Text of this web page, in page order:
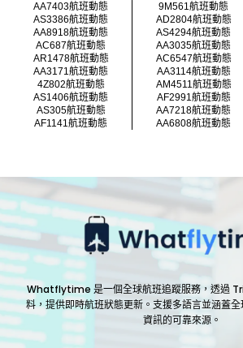
AA7403航班動態
9M561航班動態
AS3386航班動態
AD2804航班動態
AA8918航班動態
AS4294航班動態
AC687航班動態
AA3035航班動態
AR1478航班動態
AC6547航班動態
AA3171航班動態
AA3114航班動態
4Z802航班動態
AM4511航班動態
AS1406航班動態
AF2991航班動態
AS305航班動態
AA7218航班動態
AF1141航班動態
AA6808航班動態
Whatflytime 是一個全球航班追蹤服務，透過
料，提供即時航班狀態更新。支援多語言並涵蓋
資訊的可靠來源。